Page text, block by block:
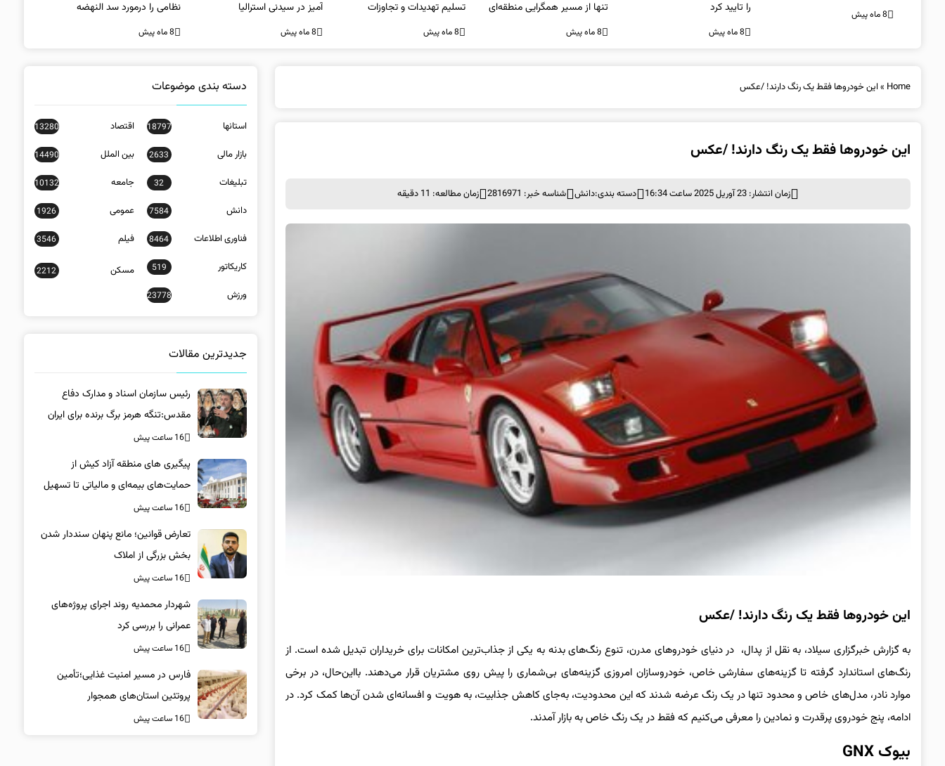
8 ماه پیش
را تایید کرد
8 ماه پیش
تنها از مسیر همگرایی منطقه‌ای
محقق می‌شود
8 ماه پیش
تسلیم تهدیدات و تجاوزات
نخواهند شد و متحد و منسجم
8 ماه پیش
آمیز در سیدنی استرالیا
8 ماه پیش
نظامی را درمورد سد النهضه
بررسی می‌کنیم
8 ماه پیش
Home
» این خودروها فقط یک رنگ دارند! /عکس
این خودروها فقط یک رنگ دارند! /عکس
زمان انتشار: 23 آوریل 2025 ساعت 16:34 دسته بندی:دانش شناسه خبر: 2816971 زمان مطالعه: 11 دقیقه
این خودروها فقط یک رنگ دارند! /عکس
به گزارش خبرگزاری سیلاد، به نقل از پدال، در دنیای خودروهای مدرن، تنوع رنگ‌های بدنه به یکی از جذاب‌ترین امکانات برای خریداران تبدیل شده است. از
رنگ‌های استاندارد گرفته تا گزینه‌های سفارشی خاص، خودروسازان امروزی گزینه‌های بی‌شماری را پیش روی مشتریان قرار می‌دهند. بااین‌حال، در برخی
موارد نادر، مدل‌های خاص و محدود تنها در یک رنگ عرضه شدند که این محدودیت، به‌جای کاهش جذابیت، به هویت و افسانه‌ای شدن آن‌ها کمک کرد. در
ادامه، پنج خودروی پرقدرت و نمادین را معرفی می‌کنیم که فقط در یک رنگ خاص به بازار آمدند.
بیوک GNX
دسته بندی موضوعات
استانها 18797 اقتصاد 13280
بازار مالی 2633 بین الملل 14490
تبلیغات 32 جامعه 10132
دانش 7584 عمومی 1926
فناوری اطلاعات 8464 فیلم 3546
کاریکاتور 519 مسکن 2212
ورزش 23778
جدیدترین مقالات
رئیس سازمان اسناد و مدارک دفاع
مقدس:تنگه هرمز برگ برنده برای ایران
است
16 ساعت پیش
پیگیری های منطقه آزاد کیش از
حمایت‌های بیمه‌ای و مالیاتی تا تسهیل
خروج کالا
16 ساعت پیش
تعارض قوانین؛ مانع پنهان سنددار شدن
بخش بزرگی از املاک
16 ساعت پیش
شهردار محمدیه روند اجرای پروژه‌های
عمرانی را بررسی کرد
16 ساعت پیش
فارس در مسیر امنیت غذایی؛تأمین‌
پروتئین استان‌های همجوار
16 ساعت پیش